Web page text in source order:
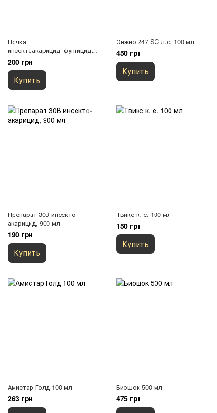
Почка
инсектоакарицид+фунгицид
100мл
200 грн
Купить
Энжио 247 SC л.с. 100 мл
450 грн
Купить
Препарат 30В инсекто-
акарицид, 900 мл
190 грн
Купить
Твикс к. е. 100 мл
150 грн
Купить
Амистар Голд 100 мл
263 грн
Биошок 500 мл
475 грн